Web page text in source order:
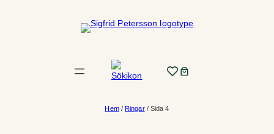
Hem/Ringar/ Sida 4